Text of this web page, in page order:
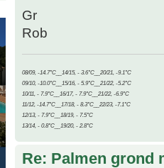
Gr
Rob
08/09, -14.7°C__14/15, - 3.6°C__20/21, -9.1°C
09/10, -10.0°C__15/16, - 5.9°C__21/22, -5.2°C
10/11, - 7.9°C__16/17, - 7.9°C__21/22, -6.9°C
11/12, -14.7°C__17/18, - 8.3°C__22/23, -7.1°C
12/13, - 7.9°C__18/19, - 7.5°C
13/14, - 0.8°C__19/20, - 2.8°C
Re: Palmen grond